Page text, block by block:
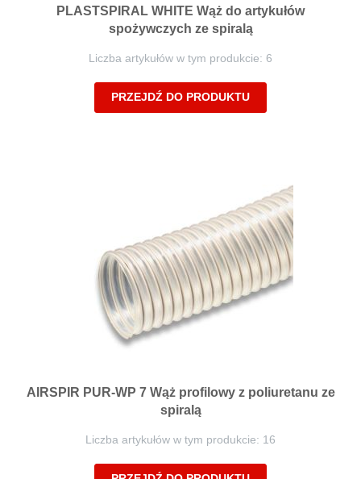
PLASTSPIRAL WHITE Wąż do artykułów
spożywczych ze spiralą
Liczba artykułów w tym produkcie: 6
PRZEJDŹ DO PRODUKTU
AIRSPIR PUR-WP 7 Wąż profilowy z poliuretanu ze
spiralą
Liczba artykułów w tym produkcie: 16